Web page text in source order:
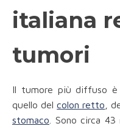
italiana
tumori
Il tumore più diffuso è
quello delcolon retto ,
stomaco . Sono circa